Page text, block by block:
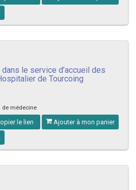
le service d’accueil des
de Tourcoing
de médecine
le lien Ajouter à mon panier